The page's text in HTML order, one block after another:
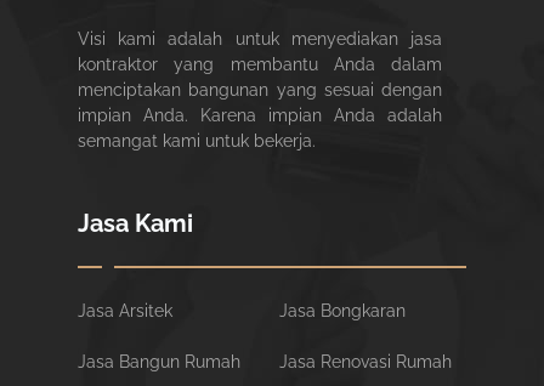
Visi kami adalah untuk menyediakan jasa
kontraktor yang membantu Anda dalam
menciptakan bangunan yang sesuai dengan
impian Anda. Karena impian Anda adalah
semangat kami untuk bekerja.
Jasa Kami
Jasa Arsitek Jasa Bongkaran
Jasa Bangun Rumah Jasa Renovasi Rumah